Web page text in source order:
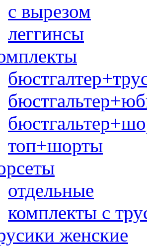
с вырезом
леггинсы
топ+шорты
отдельные
комплекты с
женские